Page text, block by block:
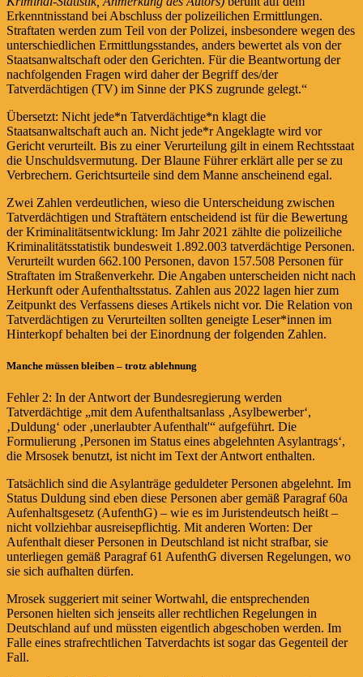
Erkenntnisstand bei Abschluss der polizeilichen Ermittlungen.
Straftaten werden zum Teil von der Polizei, insbesondere wegen des
unterschiedlichen Ermittlungsstandes, anders bewertet als von der
Staatsanwaltschaft oder den Gerichten. Für die Beantwortung der
nachfolgenden Fragen wird daher der Begriff des/der
Tatverdächtigen (TV) im Sinne der PKS zugrunde gelegt.“
Übersetzt: Nicht jede*n Tatverdächtige*n klagt die
Staatsanwaltschaft auch an. Nicht jede*r Angeklagte wird vor
Gericht verurteilt. Bis zu einer Verurteilung gilt in einem Rechtsstaat
die Unschuldsvermutung. Der Blaune Führer erklärt alle per se zu
Verbrechern. Gerichtsurteile sind dem Manne anscheinend egal.
Zwei Zahlen verdeutlichen, wieso die Unterscheidung zwischen
Tatverdächtigen und Straftätern entscheidend ist für die Bewertung
der Kriminalitätsentwicklung: Im Jahr 2021 zählte die polizeiliche
Kriminalitätsstatistik bundesweit 1.892.003 tatverdächtige Personen.
Verurteilt wurden 662.100 Personen, davon 157.508 Personen für
Straftaten im Straßenverkehr. Die Angaben unterscheiden nicht nach
Herkunft oder Aufenthaltsstatus. Zahlen aus 2022 lagen hier zum
Zeitpunkt des Verfassens dieses Artikels nicht vor. Die Relation von
Tatverdächtigen zu Verurteilten sollten geneigte Leser*innen im
Hinterkopf behalten bei der Einordnung der folgenden Zahlen.
Manche müssen bleiben – trotz ablehnung
Fehler 2: In der Antwort der Bundesregierung werden
Tatverdächtige „mit dem Aufenthaltsanlass ‚Asylbewerber‘,
‚Duldung‘ oder ‚unerlaubter Aufenthalt'“ aufgeführt. Die
Formulierung ‚Personen im Status eines abgelehnten Asylantrags‘,
die Mrsosek benutzt, ist nicht im Text der Antwort enthalten.
Tatsächlich sind die Asylanträge geduldeter Personen abgelehnt. Im
Status Duldung sind eben diese Personen aber gemäß Paragraf 60a
Aufenhaltsgesetz (AufenthG) – wie es im Juristendeutsch heißt –
nicht vollziehbar ausreisepflichtig. Mit anderen Worten: Der
Aufenthalt dieser Personen in Deutschland ist nicht strafbar, sie
unterliegen gemäß Paragraf 61 AufenthG diversen Regelungen, wo
sie sich aufhalten dürfen.
Mrosek suggeriert mit seiner Wortwahl, die entsprechenden
Personen hielten sich jenseits aller rechtlichen Regelungen in
Deutschland auf und müssten eigentlich abgeschoben werden. Im
Falle eines strafrechtlichen Tatverdachts ist sogar das Gegenteil der
Fall.